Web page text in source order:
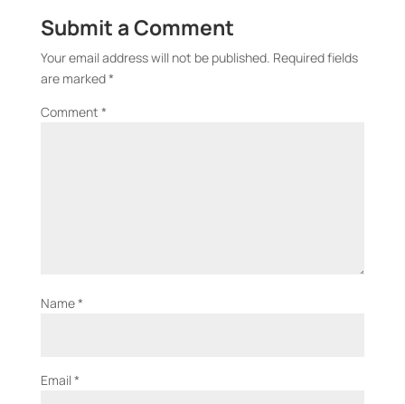
Submit a Comment
Your email address will not be published. Required fields
are marked*
Comment *
Name*
Email*